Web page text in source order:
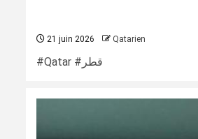
21 juin 2026 Qatarien
#Qatar #قطر